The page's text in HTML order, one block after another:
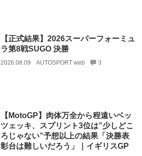
【正式結果】2026スーパーフォーミュ
ラ第8戦SUGO 決勝
2026.08.09 AUTOSPORT web 3
【MotoGP】肉体万全から程遠いベッ
ツェッキ、スプリント3位は”少しどこ
ろじゃない”予想以上の結果「決勝表
彰台は難しいだろう」｜イギリスGP